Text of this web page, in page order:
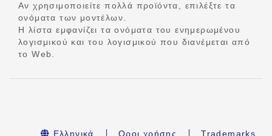
Αν χρησιμοποιείτε πολλά προϊόντα, επιλέξτε τα
ονόματα των μοντέλων.
Η λίστα εμφανίζει τα ονόματα του ενημερωμένου
λογισμικού και του λογισμικού που διανέμεται από
το Web.
Ελληνικά Οροι χρήσης Trademarks